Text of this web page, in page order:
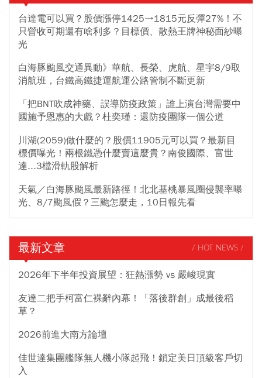
台達電可以買？股價漲停1425→1815元反彈27%！不
只營收可期還有啥利多？目標價、散熱王牌神秘面紗曝
光
白海豚颱風交通異動》華航、長榮、虎航、星宇8/9取
消航班，台鐵高鐵捷運航運公路管制不斷更新
「把BNT吹成神藥、誤導防疫政策」誰上演台灣需要中
國施予恩惠的大戲？杜奕瑾：還防疫團隊一個公道
川湖(2059)做什麼的？股價11905元可以買？最新目
標價曝光！兩根鐵憑什麼賣這麼貴？南俊國際、富世
達...3檔滑軌股解析
天氣／白海豚颱風最新路徑！北北基桃暴風圈侵襲率曝
光、8/7颱風假？三颱怎麼走，10日報先看
最新文章 / HOT NEWS /
2026年下半年投資展望：狂熱漲勢 vs 嚴峻現實
友達二把手柯富仁裸辭內幕！「落後群創」成最後稻
草？
2026前進大南方論壇
佳世達集團艦隊無人機小隊起飛！鎖定美日頂級客戶切
入